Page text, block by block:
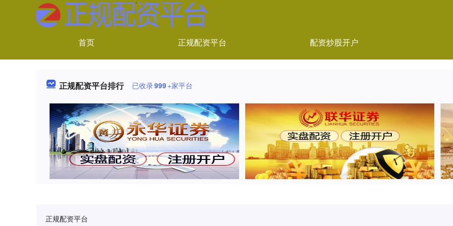
首页 正规配资平台 配资炒股开户
正规配资平台排行 已收录999+家平台
正规配资平台